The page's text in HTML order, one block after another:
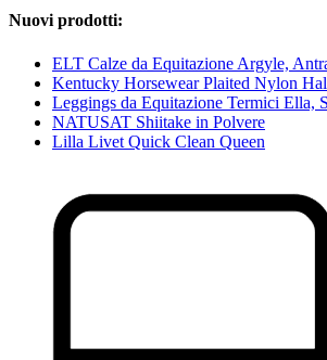
Nuovi prodotti:
ELT Calze da Equitazione Argyle,
Kentucky Horsewear Plaited Nylon
Leggings da Equitazione Termici Ella,
NATUSAT Shiitake in Polvere
Lilla Livet Quick Clean Queen